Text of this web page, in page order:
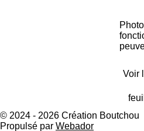
Voir
© 2024 - 2026 Création Boutchou
Propulsé par Webador